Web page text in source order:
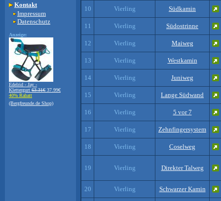
Kontakt
Impressum
Datenschutz
Anzeige:
Edelrid - Jay -
Klettergurt 63.31€ 37.99€
40% Rabatt
(Bergfreunde.de Shop)
10 Vierling Südkamin
11 Vierling Südostrinne
12 Vierling Maiweg
13 Vierling Westkamin
14 Vierling Juniweg
15 Vierling Lange Südwand
16 Vierling 5 vor 7
17 Vierling Zehnfingersystem
18 Vierling Coselweg
19 Vierling Direkter Talweg
20 Vierling Schwarzer Kamin